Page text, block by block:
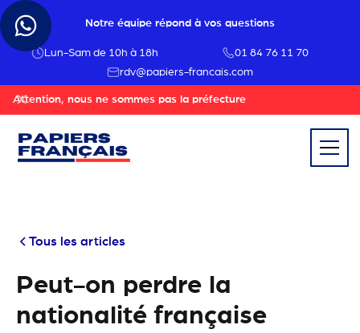
Notre équipe répond à vos questions
Lun-Sam de 10h à 18h
01 84 76 11 70
rdv@papiers-francais.com
Attention, nous ne sommes pas la préfecture
Tous les articles
Peut-on perdre la
nationalité française